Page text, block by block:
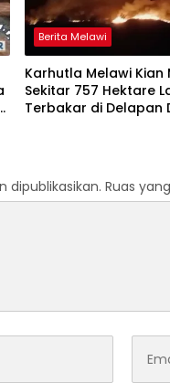
Berita Melawi
Karhutla Melawi Kian
Sekitar 757 Hektare
Terbakar di Delapan
dipublikasikan. Ruas